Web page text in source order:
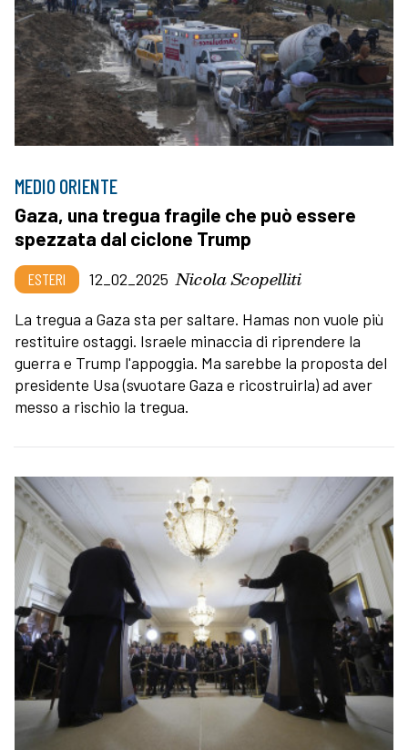
MEDIO ORIENTE
Gaza, una tregua fragile che può essere
spezzata dal ciclone Trump
ESTERI 12_02_2025 Nicola Scopelliti
La tregua a Gaza sta per saltare. Hamas non vuole più
restituire ostaggi. Israele minaccia di riprendere la
guerra e Trump l'appoggia. Ma sarebbe la proposta del
presidente Usa (svuotare Gaza e ricostruirla) ad aver
messo a rischio la tregua.